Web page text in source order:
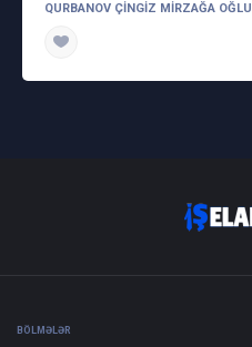
QURBANOV ÇINGIZ MIRZAĞA OĞLU
BÖLMƏLƏR